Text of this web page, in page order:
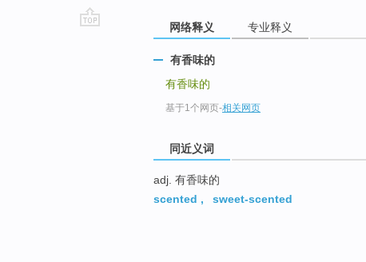
网络释义 专业释义
有香味的
有香味的
基于1个网页-相关网页
同近义词
adj. 有香味的
scented , sweet-scented